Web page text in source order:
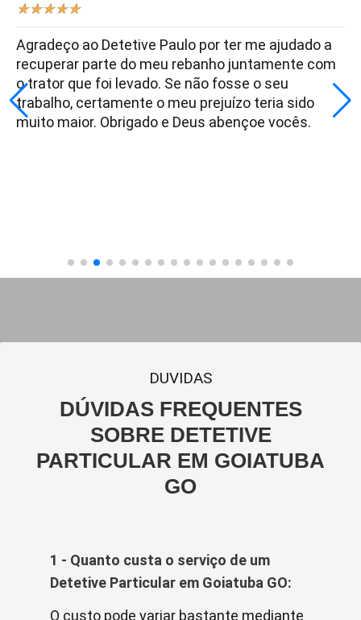
★★★★★
Agradeço ao Detetive Paulo por ter me ajudado a
recuperar parte do meu rebanho juntamente com
o trator que foi levado. Se não fosse o seu
trabalho, certamente o meu prejuízo teria sido
muito maior. Obrigado e Deus abençoe vocês.
DUVIDAS
DÚVIDAS FREQUENTES
SOBRE DETETIVE
PARTICULAR EM GOIATUBA
GO
1 - Quanto custa o serviço de um
Detetive Particular em Goiatuba GO:
O custo pode variar bastante mediante